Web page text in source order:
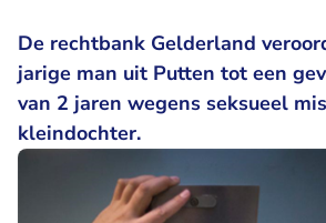
De rechtbank Gelderland
jarige man uit Putten tot een
van 2 jaren wegens seksueel
kleindochter.